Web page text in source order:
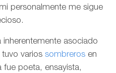
personalmente me sigue
inherentemente asociado
tuvo variossombreros en
fue poeta, ensayista,